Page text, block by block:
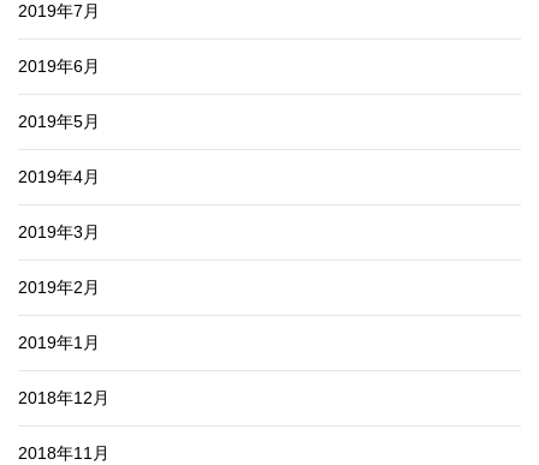
2019年7月
2019年6月
2019年5月
2019年4月
2019年3月
2019年2月
2019年1月
2018年12月
2018年11月